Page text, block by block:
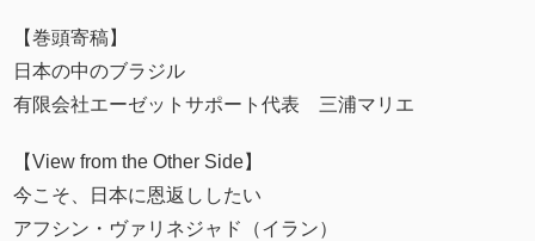
【巻頭寄稿】
日本の中のブラジル
有限会社エーゼットサポート代表 三浦マリエ
【View from the Other Side】
今こそ、日本に恩返ししたい
アフシン・ヴァリネジャド（イラン）